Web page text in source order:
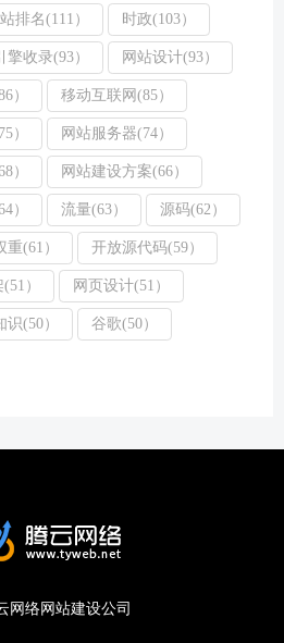
排名(111） 时政(103）
擎收录(93） 网站设计(93）
） 移动互联网(85）
） 网站服务器(74）
） 网站建设方案(66）
） 流量(63） 源码(62）
重(61） 开放源代码(59）
） 网页设计(51）
识(50） 谷歌(50）
网络网站建设公司